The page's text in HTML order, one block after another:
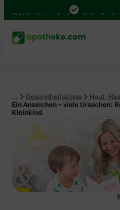
Mal in Deutschland Online bei Ihrer
... Gesundheitstipps
Haut,
Ein Anzeichen – viele Ursachen:
Kleinkind
Haut, Haare & Nägel